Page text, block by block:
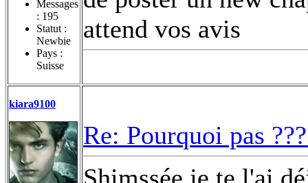
Messages
: 195
Statut :
Newbie
Pays :
Suisse
attend vos avis
kiara9100
Re: Pourquoi pas